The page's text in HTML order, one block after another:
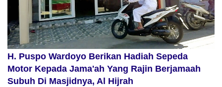
H. Puspo Wardoyo Berikan Hadiah Sepeda
Motor Kepada Jama'ah Yang Rajin Berjamaah
Subuh Di Masjidnya, Al Hijrah